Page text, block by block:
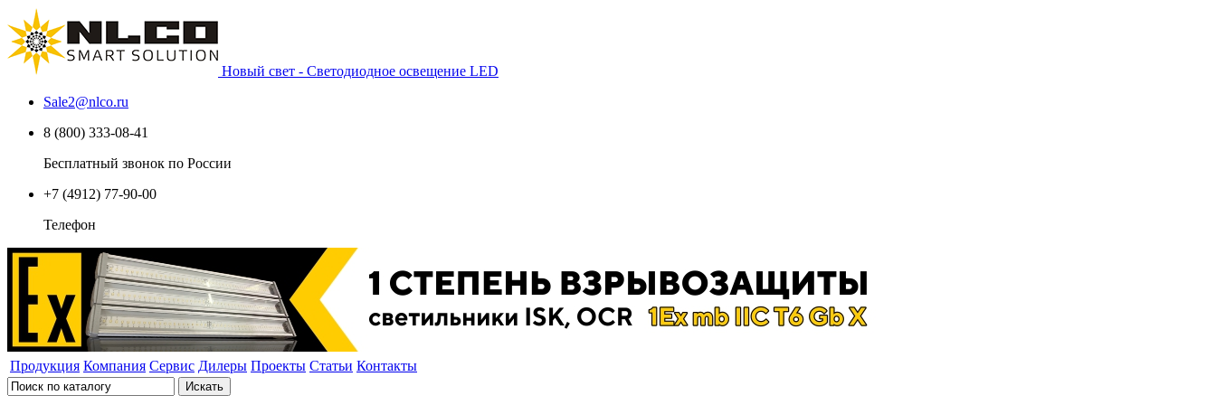
Новый свет - Светодиодное освещение LED
Sale2@nlco.ru
8 (800) 333-08-41
Бесплатный звонок по России
+7 (4912) 77-90-00
Телефон
Продукция Компания Сервис Дилеры Проекты Статьи Контакты